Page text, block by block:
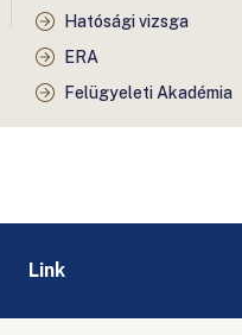
Hatósági vizsga
ERA
Felügyeleti Akadémia
Link